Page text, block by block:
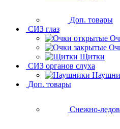
Доп. товары
СИЗ глаз
Щитки
СИЗ органов слуха
Доп. товары
Снежно-